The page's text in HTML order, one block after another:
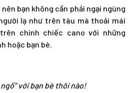
bạn không cần phải ngại ngùng
lạ như trên tàu mà thoải mái
chính chiếc cano với những
hoặc bạn bè.